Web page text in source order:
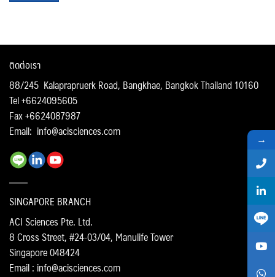
ติดต่อเรา
88/245 Kalaprapruerk Road, Bangkhae, Bangkok Thailand 10160
Tel +6624095605
Fax +6624087987
Email: info@acisciences.com
SINGAPORE BRANCH
ACI Sciences Pte. Ltd.
8 Cross Street, #24-03/04, Manulife Tower
Singapore 048424
Email : info@acisciences.com
→